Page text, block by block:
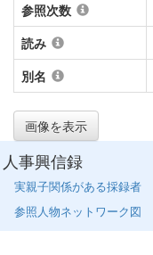
参照次数
読み
別名
画像を表示
人事興信録
実親子関係がある採録者
参照人物ネットワーク図